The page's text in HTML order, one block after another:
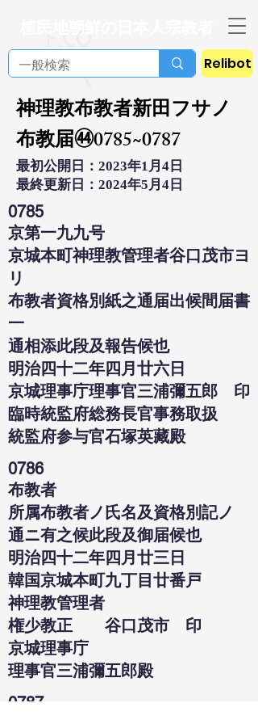
Relibot
神理教布教者新田フサノ
布教届㊹0785~0787
最初公開日：2023年1月4日
最終更新日：2024年5月4日
0785
京第一九九号
京城本町神理教管理者谷口茂市ヨ
リ
布教者資格別紙之通届出候間届書
一
通相添此段及報告候也
明治四十二年四月廿六日
京城理事庁理事官三浦彌五郎 印
臨時統監府総務長官事務取扱
統監府参与官石塚英藏殿
0786
布教者
所属布教者ノ氏名及資格別記ノ
通ニ有之候此段及御届候也
明治四十二年四月廿三日
韓国京城本町九丁目廿番戸
神理教管理者
権少教正 谷口茂市 印
京城理事庁
理事官三浦彌五郎殿
0787